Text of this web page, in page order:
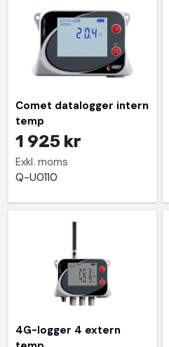
Comet datalogger intern
temp
1 925 kr
Exkl. moms
Q-U0110
4G-logger 4 extern